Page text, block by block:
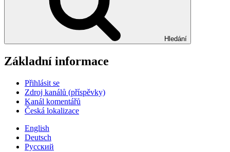
Hledání
Základní informace
Přihlásit se
Zdroj kanálů (příspěvky)
Kanál komentářů
Česká lokalizace
English
Deutsch
Русский